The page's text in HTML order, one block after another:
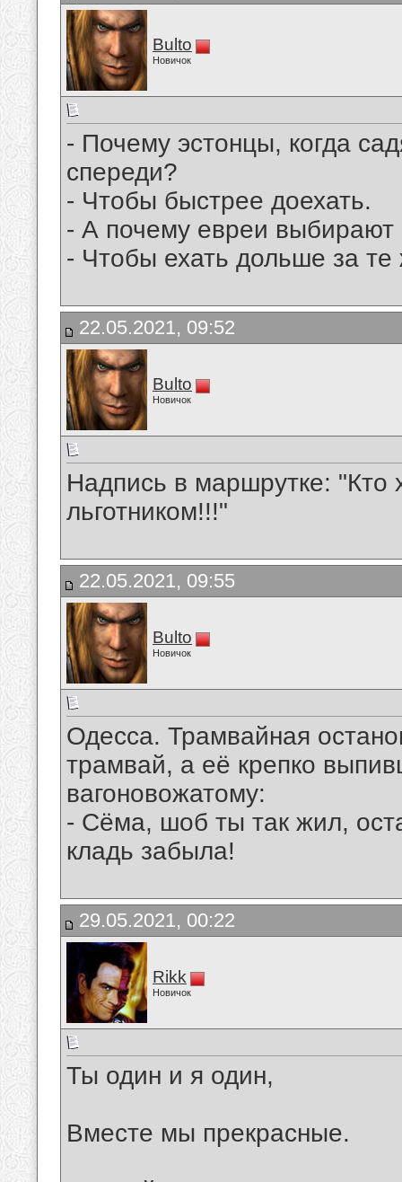
Bulto
Новичок
- Почему эстонцы, когда
спереди?
- Чтобы быстрее доехать.
- А почему евреи выбирают
- Чтобы ехать дольше за те
22.05.2021, 09:52
Bulto
Новичок
Надпись в маршрутке: "Кто
льготником!!!"
22.05.2021, 09:55
Bulto
Новичок
Одесса. Трамвайная
трамвай, а её крепко
вагоновожатому:
- Сёма, шоб ты так жил,
кладь забыла!
29.05.2021, 00:22
Rikk
Новичок
Ты один и я один,
Вместе мы прекрасные.